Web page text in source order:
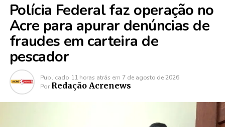
Polícia Federal faz operação no
Acre para apurar denúncias de
fraudes em carteira de
pescador
Publicado 11 horas atrás em 7 de agosto de 2026
Por Redação Acrenews